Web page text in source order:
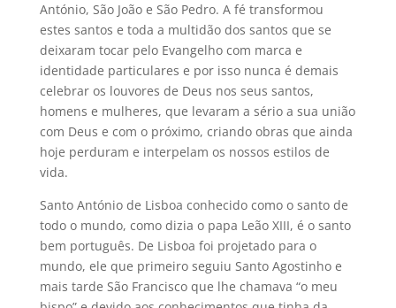
António, São João e São Pedro. A fé transformou
estes santos e toda a multidão dos santos que se
deixaram tocar pelo Evangelho com marca e
identidade particulares e por isso nunca é demais
celebrar os louvores de Deus nos seus santos,
homens e mulheres, que levaram a sério a sua união
com Deus e com o próximo, criando obras que ainda
hoje perduram e interpelam os nossos estilos de
vida.
Santo António de Lisboa conhecido como o santo de
todo o mundo, como dizia o papa Leão XIII, é o santo
bem português. De Lisboa foi projetado para o
mundo, ele que primeiro seguiu Santo Agostinho e
mais tarde São Francisco que lhe chamava “o meu